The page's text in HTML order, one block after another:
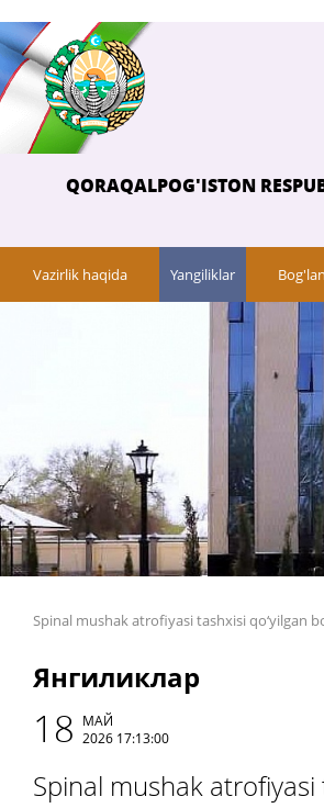
QORAQALPOG'ISTON
Vazirlik haqida Yangiliklar
Spinal mushak atrofiyasi tashxisi qo‘yilgan
Янгиликлар
18 МАЙ
2026 17:13:00
Spinal mushak